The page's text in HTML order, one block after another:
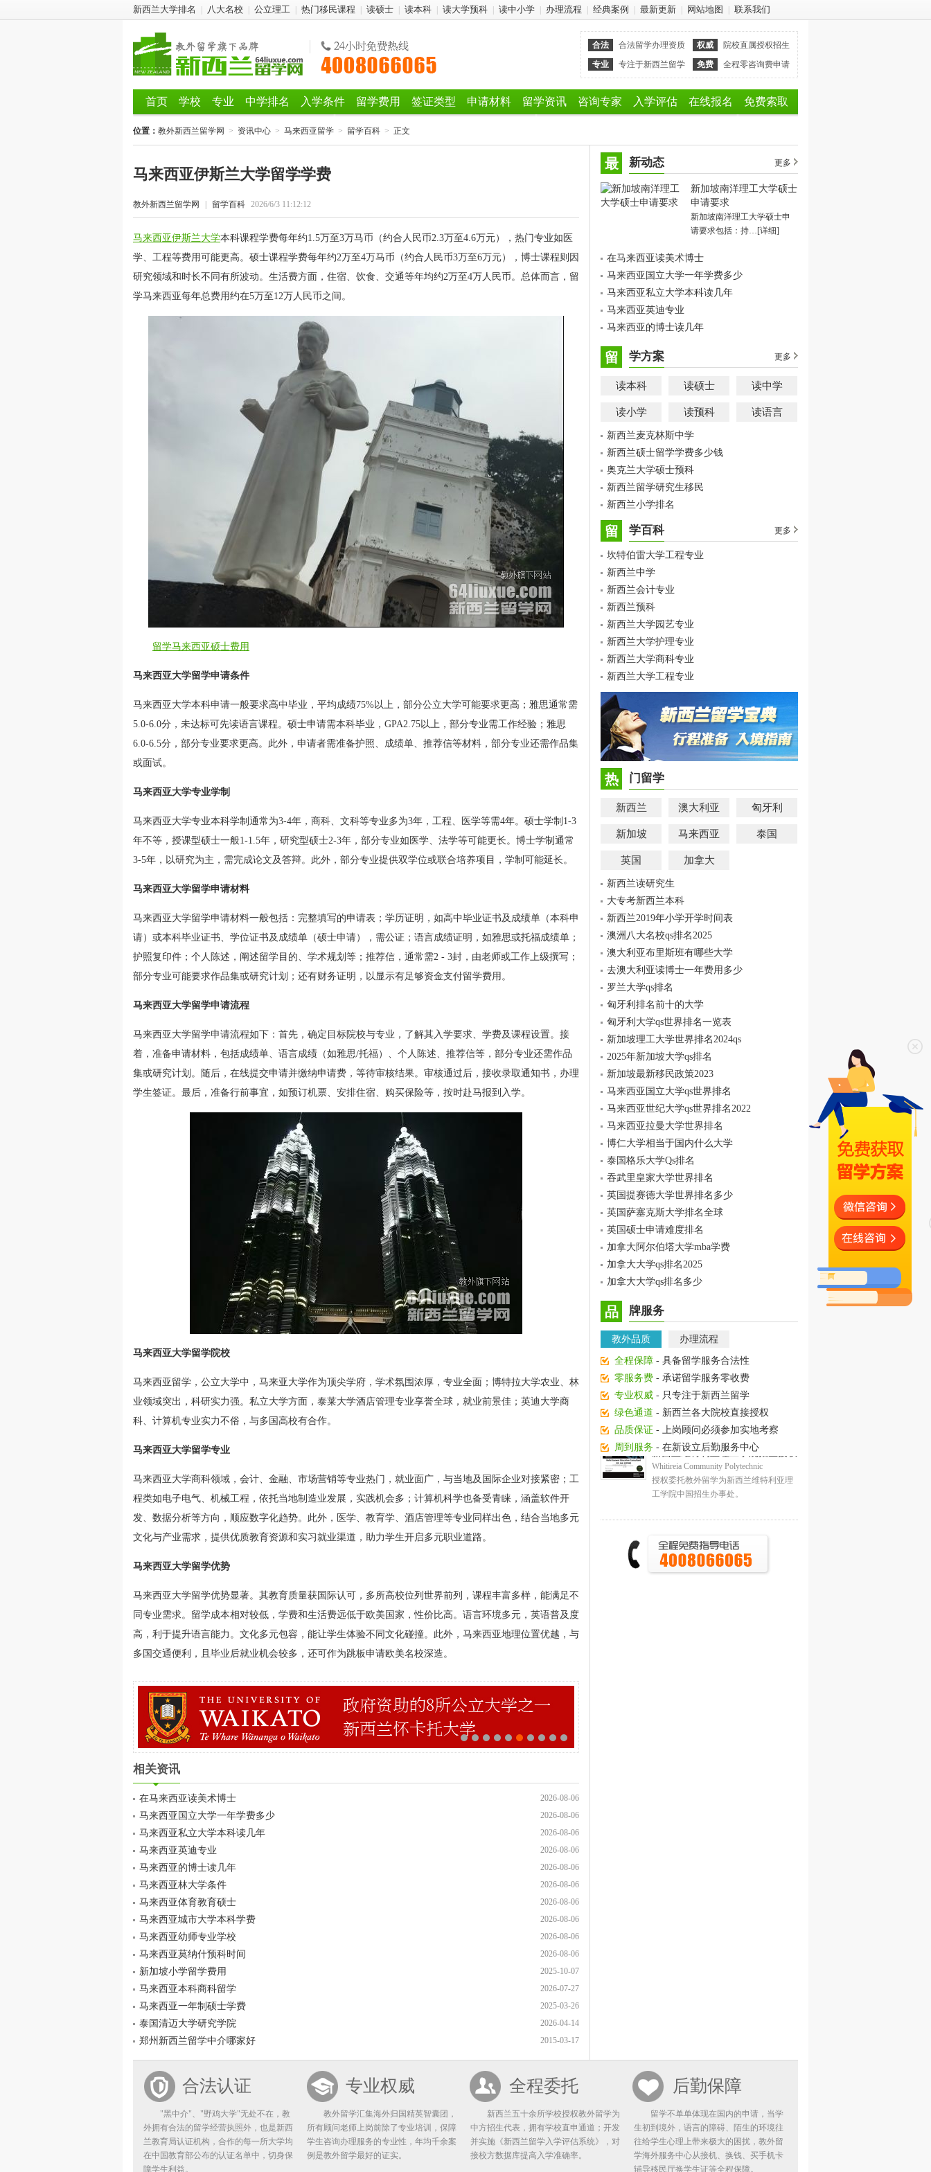
新西兰大学排名 八大名校 公立理工 热门移民课程 读硕士 读本科 读大学预科 读中小学 办理流程 经典案例 最新更新 网站地图 联系我们
合法 合法留学办理资质 权威
院校直属授权招生
专业
专注于新西兰留学 免费 全程零咨询费申请
首页 学校 专业 中学排名 入学条件 留学费用 签证类型 申请材料 留学资讯 咨询专家 入学评估 在线报名 免费索取
位置： 教外新西兰留学网 > 资讯中心 > 马来西亚留学 > 留学百科 > 正文
马来西亚伊斯兰大学留学学费
教外新西兰留学网 留学百科 2026/6/3 11:12:12
马来西亚伊斯兰大学本科课程学费每年约1.5万至3万马币（约合人民币2.3万至4.6万元），热门专业如医
学、工程等费用可能更高。硕士课程学费每年约2万至4万马币（约合人民币3万至6万元），博士课程则因
研究领域和时长不同有所波动。生活费方面，住宿、饮食、交通等年均约2万至4万人民币。总体而言，留
学马来西亚每年总费用约在5万至12万人民币之间。
留学马来西亚硕士费用
马来西亚大学留学申请条件
马来西亚大学本科申请一般要求高中毕业，平均成绩75%以上，部分公立大学可能要求更高；雅思通常需
5.0-6.0分，未达标可先读语言课程。硕士申请需本科毕业，GPA2.75以上，部分专业需工作经验；雅思
6.0-6.5分，部分专业要求更高。此外，申请者需准备护照、成绩单、推荐信等材料，部分专业还需作品集
或面试。
马来西亚大学专业学制
马来西亚大学专业本科学制通常为3-4年，商科、文科等专业多为3年，工程、医学等需4年。硕士学制1-3
年不等，授课型硕士一般1-1.5年，研究型硕士2-3年，部分专业如医学、法学等可能更长。博士学制通常
3-5年，以研究为主，需完成论文及答辩。此外，部分专业提供双学位或联合培养项目，学制可能延长。
马来西亚大学留学申请材料
马来西亚大学留学申请材料一般包括：完整填写的申请表；学历证明，如高中毕业证书及成绩单（本科申
请）或本科毕业证书、学位证书及成绩单（硕士申请），需公证；语言成绩证明，如雅思或托福成绩单；
护照复印件；个人陈述，阐述留学目的、学术规划等；推荐信，通常需2 - 3封，由老师或工作上级撰写；
部分专业可能要求作品集或研究计划；还有财务证明，以显示有足够资金支付留学费用。
马来西亚大学留学申请流程
马来西亚大学留学申请流程如下：首先，确定目标院校与专业，了解其入学要求、学费及课程设置。接
着，准备申请材料，包括成绩单、语言成绩（如雅思/托福）、个人陈述、推荐信等，部分专业还需作品
集或研究计划。随后，在线提交申请并缴纳申请费，等待审核结果。审核通过后，接收录取通知书，办理
学生签证。最后，准备行前事宜，如预订机票、安排住宿、购买保险等，按时赴马报到入学。
马来西亚大学留学院校
马来西亚留学，公立大学中，马来亚大学作为顶尖学府，学术氛围浓厚，专业全面；博特拉大学农业、林
业领域突出，科研实力强。私立大学方面，泰莱大学酒店管理专业享誉全球，就业前景佳；英迪大学商
科、计算机专业实力不俗，与多国高校有合作。
马来西亚大学留学专业
马来西亚大学商科领域，会计、金融、市场营销等专业热门，就业面广，与当地及国际企业对接紧密；工
程类如电子电气、机械工程，依托当地制造业发展，实践机会多；计算机科学也备受青睐，涵盖软件开
发、数据分析等方向，顺应数字化趋势。此外，医学、教育学、酒店管理等专业同样出色，结合当地多元
文化与产业需求，提供优质教育资源和实习就业渠道，助力学生开启多元职业道路。
马来西亚大学留学优势
马来西亚大学留学优势显著。其教育质量获国际认可，多所高校位列世界前列，课程丰富多样，能满足不
同专业需求。留学成本相对较低，学费和生活费远低于欧美国家，性价比高。语言环境多元，英语普及度
高，利于提升语言能力。文化多元包容，能让学生体验不同文化碰撞。此外，马来西亚地理位置优越，与
多国交通便利，且毕业后就业机会较多，还可作为跳板申请欧美名校深造。
相关资讯
2026-08-06
在马来西亚读美术博士
2026-08-06
马来西亚国立大学一年学费多少
2026-08-06
马来西亚私立大学本科读几年
2026-08-06
马来西亚英迪专业
2026-08-06
马来西亚的博士读几年
2026-08-06
马来西亚林大学条件
2026-08-06
马来西亚体育教育硕士
2026-08-06
马来西亚城市大学本科学费
2026-08-06
马来西亚幼师专业学校
2026-08-06
马来西亚莫纳什预科时间
2025-10-07
新加坡小学留学费用
2026-07-27
马来西亚本科商科留学
2025-03-26
马来西亚一年制硕士学费
2026-04-14
泰国清迈大学研究学院
2015-03-17
郑州新西兰留学中介哪家好
最 新动态 更多
新加坡南洋理工大学硕士
申请要求
新加坡南洋理工大学硕士申
请要求包括：持…[详细]
在马来西亚读美术博士
马来西亚国立大学一年学费多少
马来西亚私立大学本科读几年
马来西亚英迪专业
马来西亚的博士读几年
留 学方案 更多
读本科 读硕士 读中学
读小学 读预科 读语言
新西兰麦克林斯中学
新西兰硕士留学学费多少钱
奥克兰大学硕士预科
新西兰留学研究生移民
新西兰小学排名
留 学百科 更多
坎特伯雷大学工程专业
新西兰中学
新西兰会计专业
新西兰预科
新西兰大学园艺专业
新西兰大学护理专业
新西兰大学商科专业
新西兰大学工程专业
热 门留学
新西兰 澳大利亚 匈牙利
新加坡 马来西亚 泰国
英国 加拿大
新西兰读研究生
大专考新西兰本科
新西兰2019年小学开学时间表
澳洲八大名校qs排名2025
澳大利亚布里斯班有哪些大学
去澳大利亚读博士一年费用多少
罗兰大学qs排名
匈牙利排名前十的大学
匈牙利大学qs世界排名一览表
新加坡理工大学世界排名2024qs
2025年新加坡大学qs排名
新加坡最新移民政策2023
马来西亚国立大学qs世界排名
马来西亚世纪大学qs世界排名2022
马来西亚拉曼大学世界排名
博仁大学相当于国内什么大学
泰国格乐大学Qs排名
吞武里皇家大学世界排名
英国提赛德大学世界排名多少
英国萨塞克斯大学排名全球
英国硕士申请难度排名
加拿大阿尔伯塔大学mba学费
加拿大大学qs排名2025
加拿大大学qs排名多少
品 牌服务
教外品质 办理流程
全程保障 - 具备留学服务合法性
零服务费 - 承诺留学服务零收费
专业权威 - 只专注于新西兰留学
绿色通道 - 新西兰各大院校直接授权
品质保证 - 上岗顾问必须参加实地考察
周到服务 - 在新设立后勤服务中心
合法认证
"黑中介"、"野鸡大学"无处不在，教
外拥有合法的留学经营执照外，也是新西
兰教育局认证机构，合作的每一所大学均
在中国教育部公布的认证名单中，切身保
障学生利益。
专业权威
教外留学汇集海外归国精英智囊团，
所有顾问老师上岗前除了专业培训，保障
学生咨询办理服务的专业性，年均千余案
例是教外留学最好的证实。
全程委托
新西兰五十余所学校授权教外留学为
中方招生代表，拥有学校直申通道；开发
并实施《新西兰留学入学评估系统》，对
接校方数据库提高入学准确率。
后勤保障
留学不单单体现在国内的申请，当学
生初到境外，语言的障碍、陌生的环境往
往给学生心理上带来极大的困扰，教外留
学海外服务中心从接机、换钱、买手机卡
辅导移民厅换学生证等全程保障。